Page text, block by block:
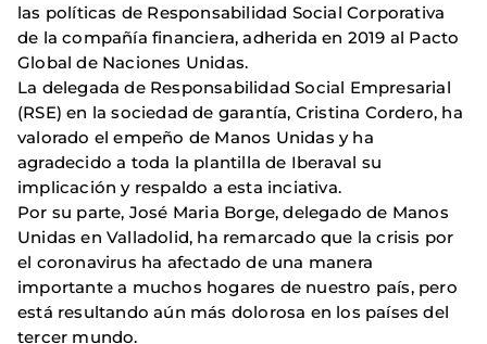
las políticas de Responsabilidad Social Corporativa
de la compañía financiera, adherida en 2019 al Pacto
Global de Naciones Unidas.
La delegada de Responsabilidad Social Empresarial
(RSE) en la sociedad de garantía, Cristina Cordero, ha
valorado el empeño de Manos Unidas y ha
agradecido a toda la plantilla de Iberaval su
implicación y respaldo a esta inciativa.
Por su parte, José Maria Borge, delegado de Manos
Unidas en Valladolid, ha remarcado que la crisis por
el coronavirus ha afectado de una manera
importante a muchos hogares de nuestro país, pero
está resultando aún más dolorosa en los países del
tercer mundo.